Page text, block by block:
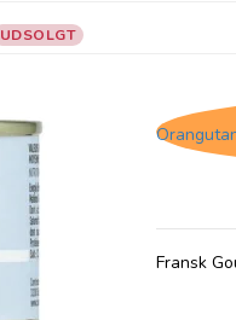
UDSOLGT
Fransk